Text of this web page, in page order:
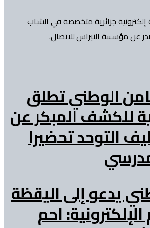
جزائرية متخصصة في الشباب
عن مؤسسة النبراس للاتصال.
الوطني تطلق
للكشف المبكر عن
التوحد تحضيرا
يدعو إلى اليقظة
احم